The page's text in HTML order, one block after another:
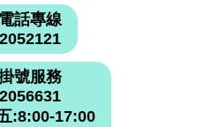
話專線
號服務
:8:00-17:00